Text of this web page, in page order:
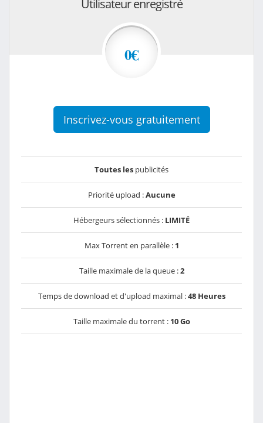
Utilisateur enregistré
0€
Inscrivez-vous gratuitement
Toutes les publicités
Priorité upload :Aucune
Hébergeurs sélectionnés : LIMITÉ
Max Torrent en parallèle : 1
Taille maximale de la queue :2
Temps de download et d'upload maximal :48 Heures
Taille maximale du torrent : 10 Go